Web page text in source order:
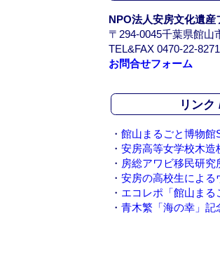
A
r
c
h
v
e
NPO法人安房文化遺産
〒294-0045千葉県館山
TEL&FAX 0470-22-8271
お問合せフォーム
リン
・ 館山まるごと博物館
・ 安房高等女学校木造
・ 房総アワビ移民研究
・ 安房の高校生による
・ エコレポ「館山まる
・ 青木繁「海の幸」記